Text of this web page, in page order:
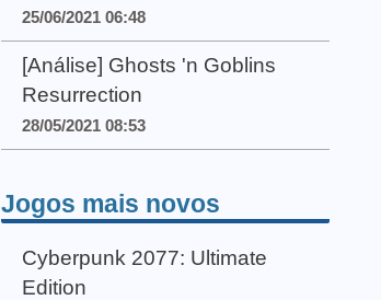
25/06/2021 06:48
[Análise] Ghosts 'n Goblins
Resurrection
28/05/2021 08:53
Jogos mais novos
Cyberpunk 2077: Ultimate
Edition